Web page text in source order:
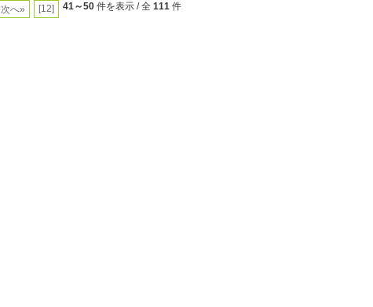
次へ» [12] 41～50 件を表示 / 全 111 件